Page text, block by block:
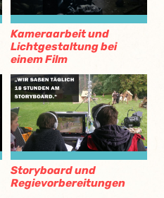
Kameraarbeit und
Lichtgestaltung bei
einem Film
Storyboard und
Regievorbereitungen